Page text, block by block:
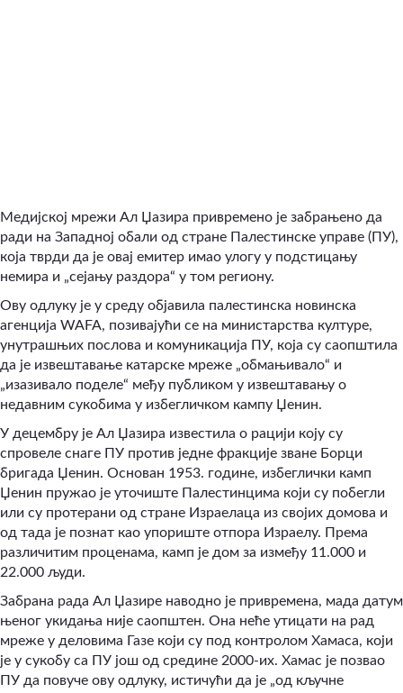
Медијској мрежи Ал Џазира привремено је забрањено да
ради на Западној обали од стране Палестинске управе (ПУ),
која тврди да је овај емитер имао улогу у подстицању
немира и „сејању раздора“ у том региону.
Ову одлуку је у среду објавила палестинска новинска
агенција WAFA, позивајући се на министарства културе,
унутрашњих послова и комуникација ПУ, која су саопштила
да је извештавање катарске мреже „обмањивало“ и
„изазивало поделе“ међу публиком у извештавању о
недавним сукобима у избегличком кампу Џенин.
У децембру је Ал Џазира известила о рацији коју су
спровеле снаге ПУ против једне фракције зване Борци
бригада Џенин. Основан 1953. године, избеглички камп
Џенин пружао је уточиште Палестинцима који су побегли
или су протерани од стране Израелаца из својих домова и
од тада је познат као упориште отпора Израелу. Према
различитим проценама, камп је дом за између 11.000 и
22.000 људи.
Забрана рада Ал Џазире наводно је привремена, мада датум
њеног укидања није саопштен. Она неће утицати на рад
мреже у деловима Газе који су под контролом Хамаса, који
је у сукобу са ПУ још од средине 2000-их. Хамас је позвао
ПУ да повуче ову одлуку, истичући да је „од кључне